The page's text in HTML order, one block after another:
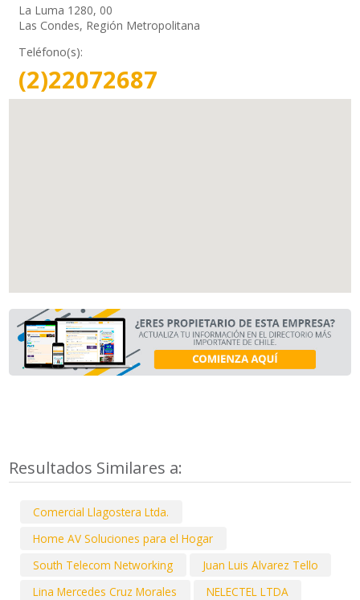
La Luma 1280, 00
Las Condes, Región Metropolitana
Teléfono(s):
(2)22072687
Resultados Similares a:
Comercial Llagostera Ltda.
Home AV Soluciones para el Hogar
South Telecom Networking
Juan Luis Alvarez Tello
Lina Mercedes Cruz Morales
NELECTEL LTDA